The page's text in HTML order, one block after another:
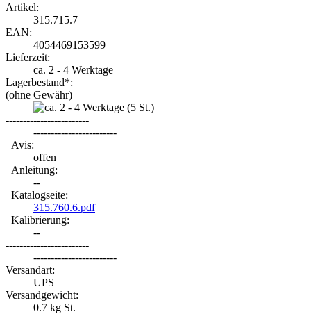
Artikel:
315.715.7
EAN:
4054469153599
Lieferzeit:
ca. 2 - 4 Werktage
Lagerbestand*:
(ohne Gewähr)
(5 St.)
------------------------
------------------------
Avis:
offen
Anleitung:
--
Katalogseite:
315.760.6.pdf
Kalibrierung:
--
------------------------
------------------------
Versandart:
UPS
Versandgewicht:
0.7 kg St.